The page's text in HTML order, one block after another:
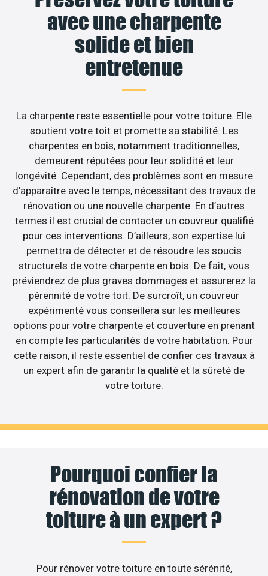
avec une charpente
solide et bien
entretenue
La charpente reste essentielle pour votre toiture. Elle
soutient votre toit et promette sa stabilité. Les
charpentes en bois, notamment traditionnelles,
demeurent réputées pour leur solidité et leur
longévité. Cependant, des problèmes sont en mesure
d’apparaître avec le temps, nécessitant des travaux de
rénovation ou une nouvelle charpente. En d’autres
termes il est crucial de contacter un couvreur qualifié
pour ces interventions. D’ailleurs, son expertise lui
permettra de détecter et de résoudre les soucis
structurels de votre charpente en bois. De fait, vous
préviendrez de plus graves dommages et assurerez la
pérennité de votre toit. De surcroît, un couvreur
expérimenté vous conseillera sur les meilleures
options pour votre charpente et couverture en prenant
en compte les particularités de votre habitation. Pour
cette raison, il reste essentiel de confier ces travaux à
un expert afin de garantir la qualité et la sûreté de
votre toiture.
Pourquoi confier la
rénovation de votre
toiture à un expert ?
Pour rénover votre toiture en toute sérénité,